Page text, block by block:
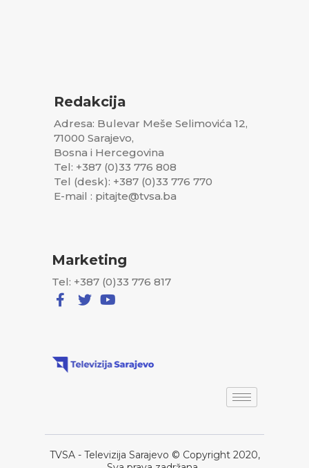
Redakcija
Adresa: Bulevar Meše Selimovića 12,
71000 Sarajevo,
Bosna i Hercegovina
Tel: +387 (0)33 776 808
Tel (desk): +387 (0)33 776 770
E-mail : pitajte@tvsa.ba
Marketing
Tel: +387 (0)33 776 817
TVSA - Televizija Sarajevo © Copyright 2020,